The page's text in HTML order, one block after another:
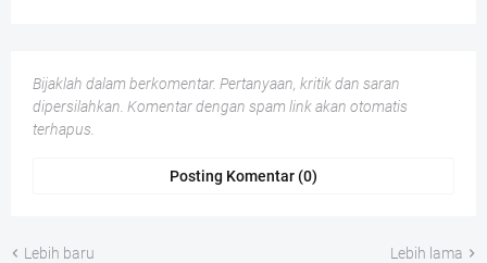
Bijaklah dalam berkomentar. Pertanyaan, kritik dan saran
dipersilahkan. Komentar dengan spam link akan otomatis
terhapus.
Posting Komentar (0)
Lebih baru Lebih lama